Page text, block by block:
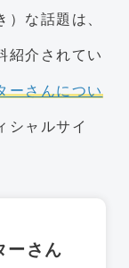
な話題は、
紹介されてい
ーさんについ
シャルサイ
ーさん